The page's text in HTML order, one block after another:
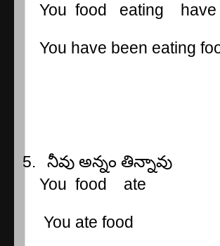
You food eating
You have been eating
5. నీవు అన్నం తిన్నావు
You food ate
You ate food